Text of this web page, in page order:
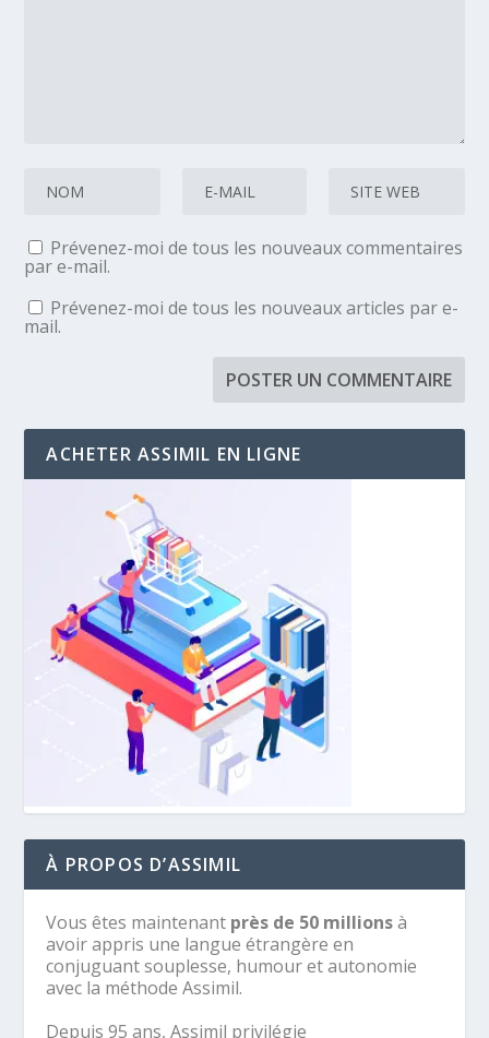
Prévenez-moi de tous les nouveaux commentaires
par e-mail.
Prévenez-moi de tous les nouveaux articles par e-
mail.
ACHETER ASSIMIL EN LIGNE
À PROPOS D’ASSIMIL
Vous êtes maintenant près de 50 millionsà
avoir appris une langue étrangère en
conjuguant souplesse, humour et autonomie
avec la méthode Assimil.
Depuis 95 ans, Assimil privilégie